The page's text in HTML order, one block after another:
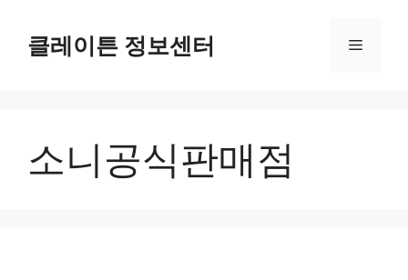
클레이튼 정보센터 메
소니공식판매점